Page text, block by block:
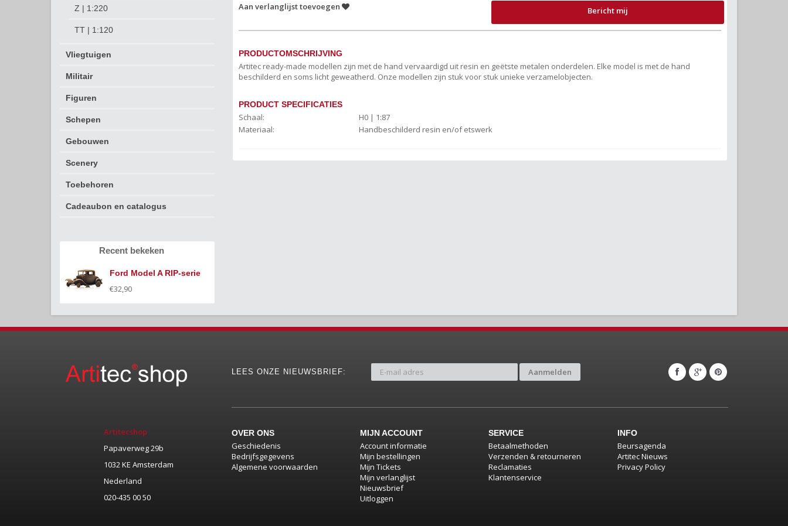
Z | 1:220
TT | 1:120
Vliegtuigen
Militair
Figuren
Schepen
Gebouwen
Scenery
Toebehoren
Cadeaubon en catalogus
Recent bekeken
Ford Model A RIP-serie
€32,90
Aan verlanglijst toevoegen
Bericht mij
PRODUCTOMSCHRIJVING
Artitec ready-made modellen zijn met de hand vervaardigd uit resin en geëtste metalen onderdelen. Elke model is met de hand
beschilderd en soms licht geweatherd. Onze modellen zijn stuk voor stuk unieke verzamelobjecten.
PRODUCT SPECIFICATIES
Schaal:
H0 | 1:87
Materiaal:
Handbeschilderd resin en/of etswerk
Artitecshop
Papaverweg 29b
1032 KE Amsterdam
Nederland
020-435 00 50
LEES ONZE NIEUWSBRIEF: Aanmelden
OVER ONS
Geschiedenis
Bedrijfsgegevens
Algemene voorwaarden
MIJN ACCOUNT
Account informatie
Mijn bestellingen
Mijn Tickets
Mijn verlanglijst
Nieuwsbrief
Uitloggen
SERVICE
Betaalmethoden
Verzenden & retourneren
Reclamaties
Klantenservice
INFO
Beursagenda
Artitec Nieuws
Privacy Policy